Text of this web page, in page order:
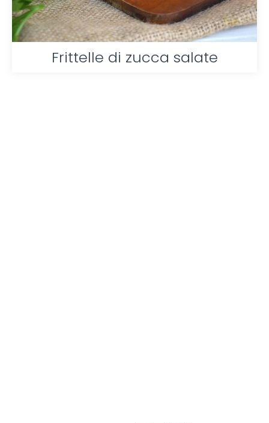
Frittelle di zucca salate